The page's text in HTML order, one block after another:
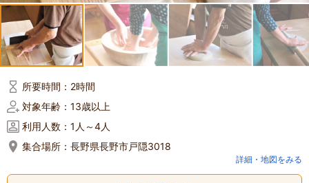
所要時間： 2時間
対象年齢： 13歳以上
利用人数： 1人～4人
集合場所： 長野県長野市戸隠3018
詳細・地図をみる